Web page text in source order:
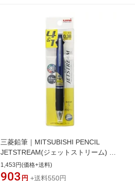
三菱鉛筆｜MITSUBISHI PENCIL
JETSTREAM(ジェットストリーム) 多
機能ペン 4&1 パック ネイビー
MSXE510038P.9 [0.38mm]
1,453円(価格+送料)
903 円 +送料550円